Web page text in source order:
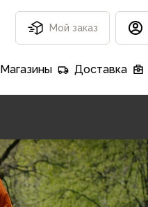
Мой заказ
Магазины Доставка